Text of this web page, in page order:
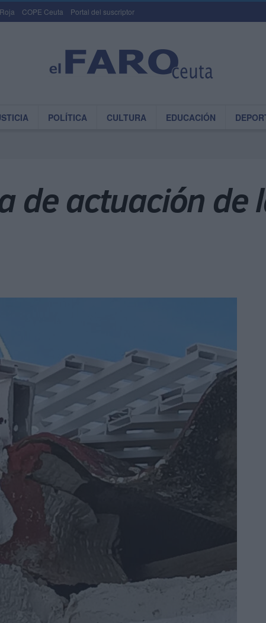
COPE Ceuta Portal del suscriptor
POLÍTICA CULTURA EDUCACIÓN
de actuación de